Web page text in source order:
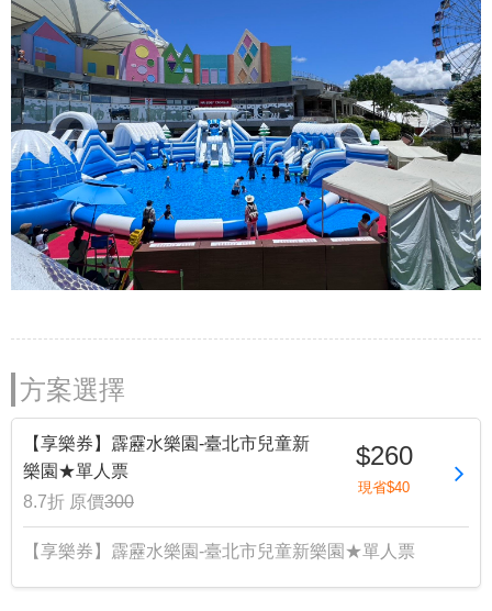
方案選擇
【享樂券】霹靂水樂園-臺北市兒童新
樂園★單人票
8.7折 原價300
$260
現省$40
【享樂券】霹靂水樂園-臺北市兒童新樂園★單人票